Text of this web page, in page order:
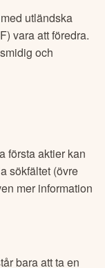
utländska
vara att föredra.
och
första aktier kan
sökfältet (övre
mer information
bara att ta en